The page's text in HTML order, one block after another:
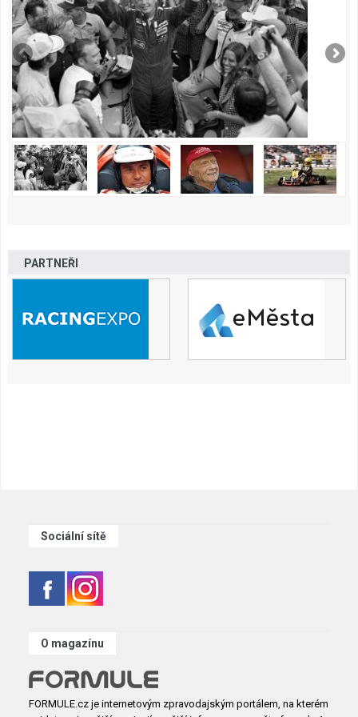
PARTNEŘI
Sociální sítě
O magazínu
FORMULE.cz je internetovým zpravodajským portálem, na kterém